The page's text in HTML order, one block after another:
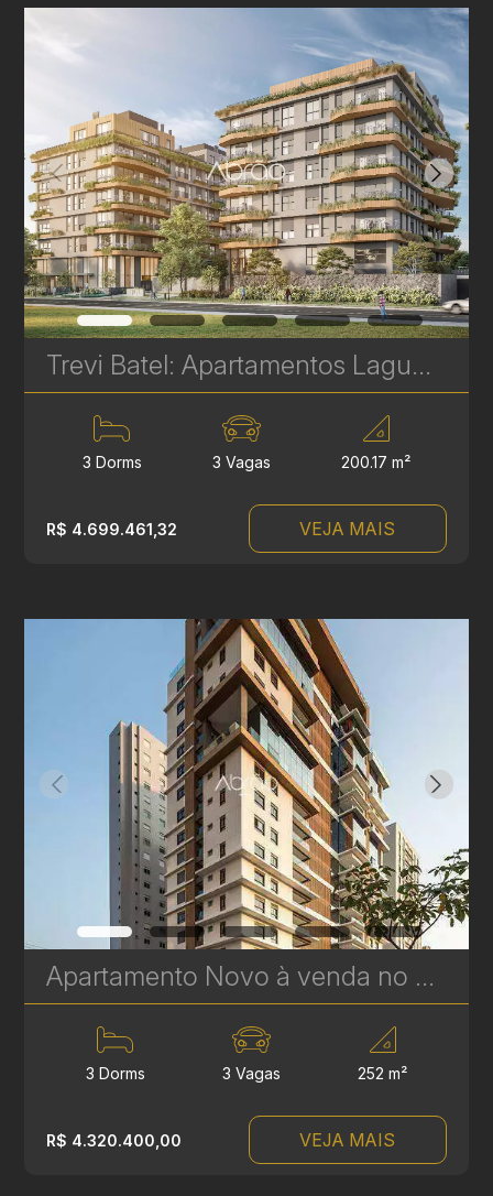
Trevi Batel: Apartamentos Laguna de Alto Padrão à venda no Batel - 3 Suítes - 200 m² | Ref. 1708
3 Dorms 3 Vagas 200.17 m²
R$ 4.699.461,32 VEJA MAIS
Apartamento Novo à venda no Cabral em Curitiba - Fifty - Plaenge | Ref. 604
3 Dorms 3 Vagas 252 m²
R$ 4.320.400,00 VEJA MAIS